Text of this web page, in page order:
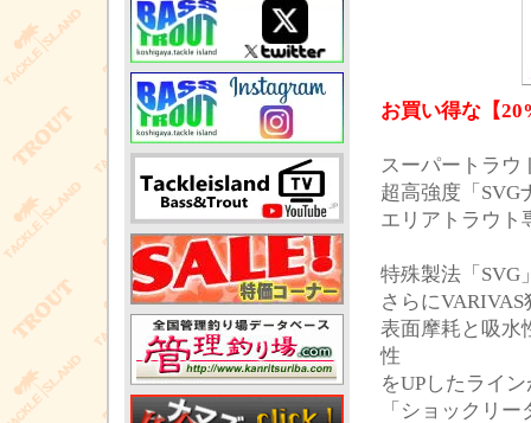
お買い得な【
スーパートラウ
超高強度「SVG
エリアトラウト
特殊製法「SVG
さらに
表面摩耗と吸水
性
をUPしたライ
「ショックリ